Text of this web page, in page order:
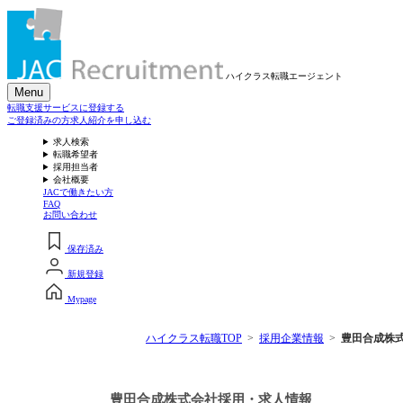
ハイクラス転職エージェント
Menu
転職支援サービスに登録する
ご登録済みの方求人紹介を申し込む
求人検索
転職希望者
採用担当者
会社概要
JACで働きたい方
FAQ
お問い合わせ
保存済み
新規登録
Mypage
ハイクラス転職TOP 採用企業情報 豊田合成株
豊田合成株式会社採用・求人情報